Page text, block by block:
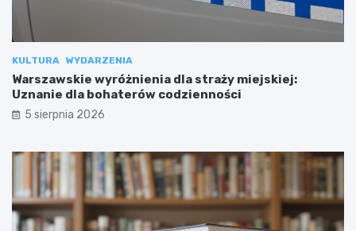
KULTURA WYDARZENIA
Warszawskie wyróżnienia dla straży miejskiej:
Uznanie dla bohaterów codzienności
5 sierpnia 2026